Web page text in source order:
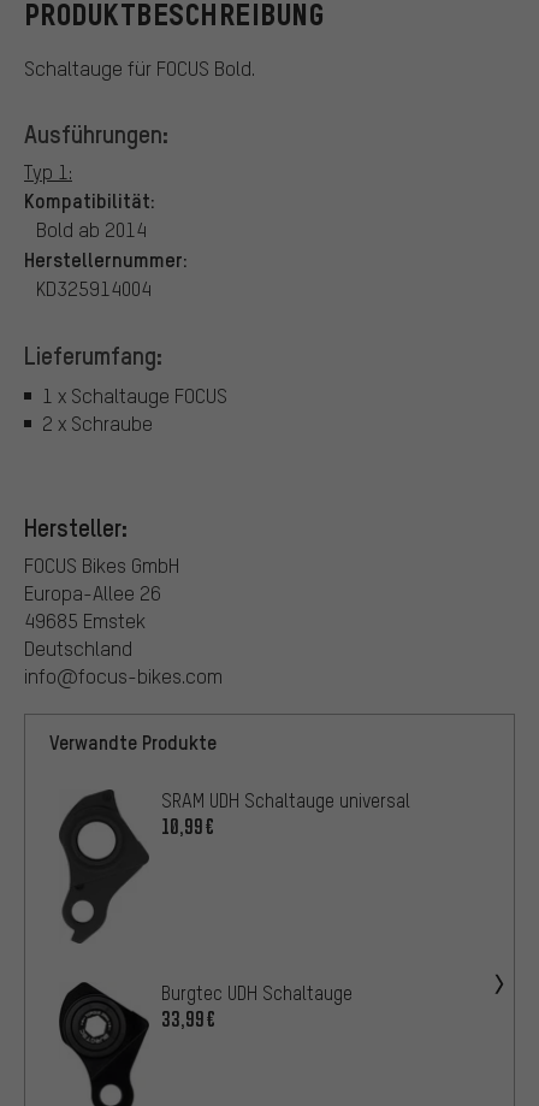
PRODUKTBESCHREIBUNG
Schaltauge für FOCUS Bold.
Ausführungen:
Typ 1:
Kompatibilität:
Bold ab 2014
Herstellernummer:
KD325914004
Lieferumfang:
1 x Schaltauge FOCUS
2 x Schraube
Hersteller:
FOCUS Bikes GmbH
Europa-Allee 26
49685 Emstek
Deutschland
info@focus-bikes.com
Verwandte Produkte
SRAM UDH Schaltauge universal
10,99€
Burgtec UDH Schaltauge
33,99€